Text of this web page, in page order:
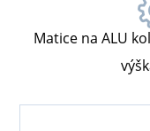
Matice na ALU